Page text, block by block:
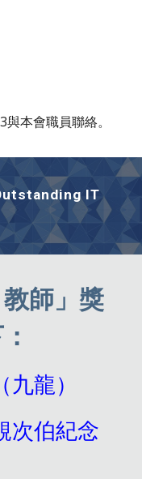
本會職員聯絡。
IT
師」獎
龍）
伯紀念